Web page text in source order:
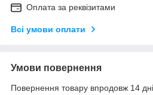
Оплата за реквізитами
Всі умови оплати
Умови повернення
Повернення товару впродовж 14